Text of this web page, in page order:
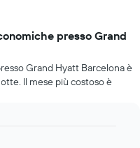
presso Grand
Grand Hyatt Barcelona è
Il mese più costoso è